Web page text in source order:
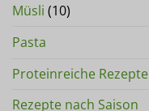
Müsli (10)
Pasta
Proteinreiche Rezepte
Rezepte nach Saison